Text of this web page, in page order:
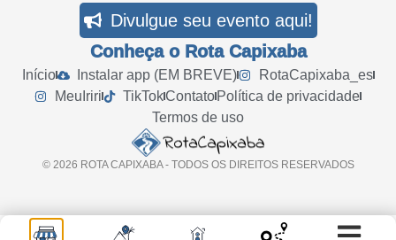
Divulgue seu evento aqui!
Conheça o Rota Capixaba
Início Instalar app (EM BREVE)
RotaCapixaba_es
MeuIriri
TikTokContato Política de privacidade
Termos de uso
© 2026 ROTA CAPIXABA - TODOS OS DIREITOS RESERVADOS